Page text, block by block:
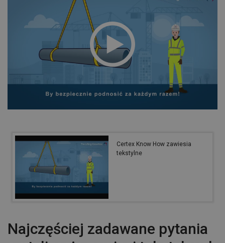
Certex Know How zawiesia
tekstylne
Najczęściej zadawane pytania